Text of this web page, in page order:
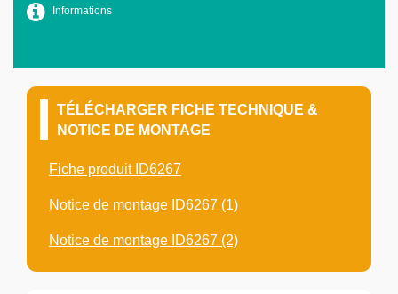
Informations
TÉLÉCHARGER FICHE TECHNIQUE &
NOTICE DE MONTAGE
Fiche produit ID6267
Notice de montage ID6267 (1)
Notice de montage ID6267 (2)